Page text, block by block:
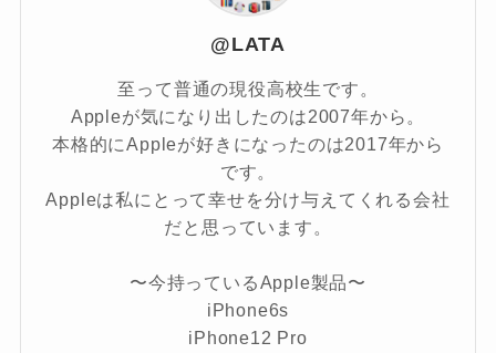
@LATA
至って普通の現役高校生です。
Appleが気になり出したのは2007年から。
本格的にAppleが好きになったのは2017年から
です。
Appleは私にとって幸せを分け与えてくれる会社
だと思っています。
〜今持っているApple製品〜
iPhone6s
iPhone12 Pro